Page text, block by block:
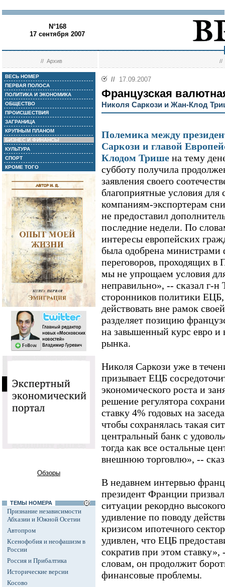
N°168
17 сентября 2007
//Архив //
ВЕСЬ НОМЕР
ПЕРВАЯ ПОЛОСА
ПОЛИТИКА И ЭКОНОМИКА
ОБЩЕСТВО
ПРОИСШЕСТВИЯ
ЗАГРАНИЦА
КРУПНЫМ ПЛАНОМ
БИЗНЕС И ФИНАНСЫ
КУЛЬТУРА
СПОРТ
КРОМЕ ТОГО
Обзоры
ТЕМЫ НОМЕРА
Признание независимости
Абхазии и Южной Осетии
Автопром
Ксенофобия и неофашизм в
России
Россия и Прибалтика
Исторические версии
Косово
// 17.09.2007
Французская
Николя Саркози и Жан-Клод
Полемика между
Саркози и главой
Клодом Трише на тему
субботу получила
заявления своего
благоприятные условия
компаниям-экспортерам
не предоставил
последние недели. По
интересы европейских
была одобрена министрами
переговоров, проходящих в
мы не упрощаем условия
неправильно», -- сказал г-
сторонников политики
действовать вне рамок
разделяет позицию
на завышенный курс евро и
рынка.
Николя Саркози уже в
призывает ЕЦБ
экономического роста и
решение регулятора
ставку 4% годовых на
чтобы сохранялась такая
центральный банк с
тогда как все остальные
внешнюю торговлю», --
В недавнем интервью
президент Франции
ситуации рекордно
удивление по поводу
кризисом ипотечного
удивлен, что ЕЦБ
сократив при этом ставку»,
словам, он продолжит
финансовые проблемы.